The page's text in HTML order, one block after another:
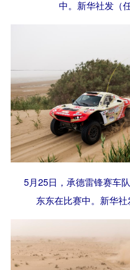
中。 新华社发（
5月25日，承德雷锋赛车
东东在比赛中。 新华社